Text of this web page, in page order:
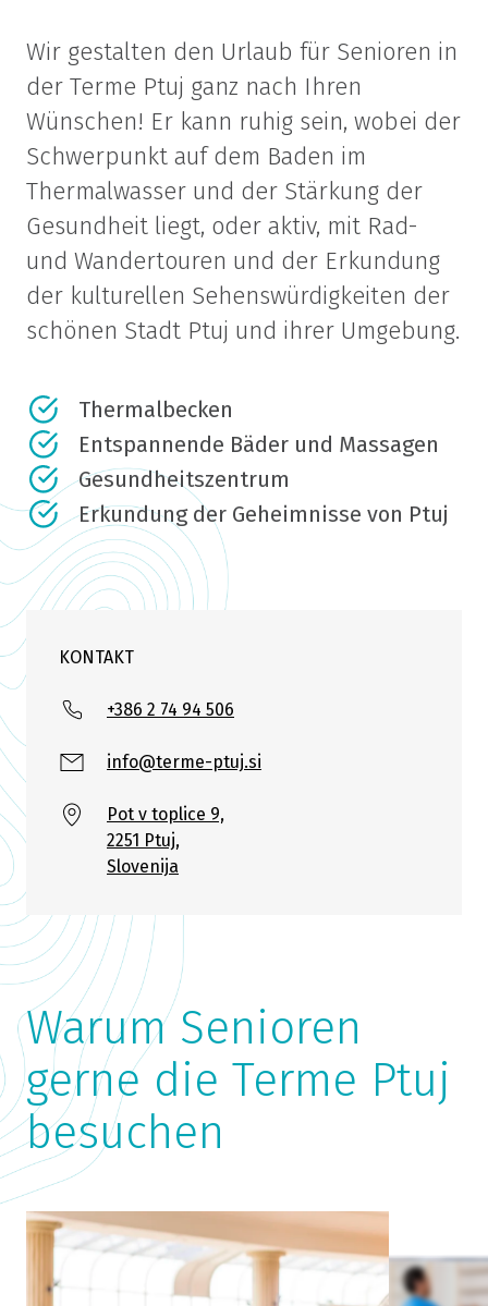
Wir gestalten den Urlaub für Senioren in
der Terme Ptuj ganz nach Ihren
Wünschen! Er kann ruhig sein, wobei der
Schwerpunkt auf dem Baden im
Thermalwasser und der Stärkung der
Gesundheit liegt, oder aktiv, mit Rad-
und Wandertouren und der Erkundung
der kulturellen Sehenswürdigkeiten der
schönen Stadt Ptuj und ihrer Umgebung.
Thermalbecken
Entspannende Bäder und Massagen
Gesundheitszentrum
Erkundung der Geheimnisse von Ptuj
KONTAKT
+386 2 74 94 506
info@terme-ptuj.si
Pot v toplice 9,
2251 Ptuj,
Slovenija
Warum Senioren
gerne die Terme Ptuj
besuchen